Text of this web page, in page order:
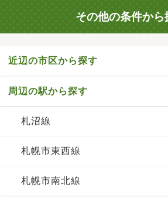
その他の条件から
近辺の市区から探す
周辺の駅から探す
札沼線
札幌市東西線
札幌市南北線